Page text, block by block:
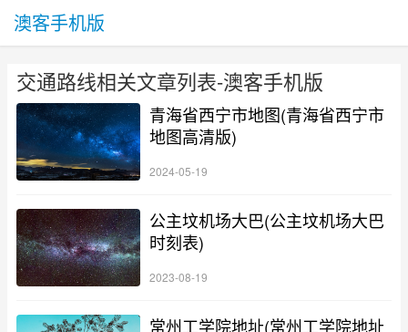
澳客手机版
交通路线相关文章列表-澳客手机版
青海省西宁市地图(青海省西宁市
地图高清版)
2024-05-19
公主坟机场大巴(公主坟机场大巴
时刻表)
2023-08-19
常州工学院地址(常州工学院地址